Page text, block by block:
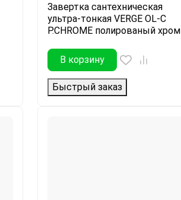
Завертка сантехническая
ультра-тонкая VERGE OL-C
P.CHROME полированый хром
В корзину
Быстрый заказ